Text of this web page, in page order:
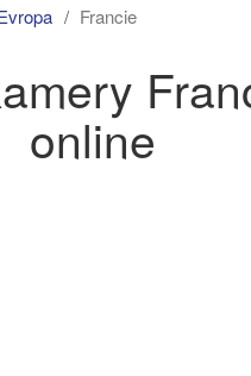
Francie
online